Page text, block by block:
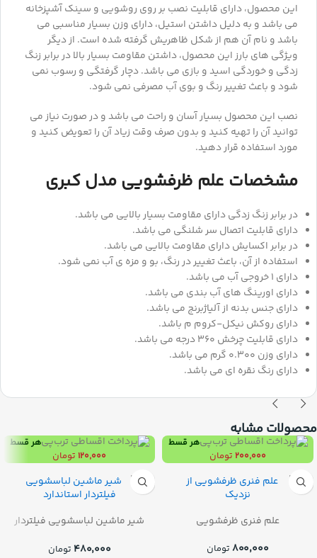
این محصول، دارای قابلیت نصب بر روی روشویی و سینک آشپزخانه
می باشد و به دلیل داشتن استیل، دارای وزن بسیار مناسبی می
باشد و نام آن هم از شکل ظاهریش گرفته شده است. از دیگر
ویژگی های بارز این محصول، داشتن مقاومت بسیار بالا در برابر زنگ
زدگی و خوردگی اسید و بازی می باشد. دچار گرفتگی و رسوب نمی
شود و باعث تغییر رنگ و بوی آب مصرفی نمی شود.
نصب این محصول بسیار آسان و راحت می باشد و در صورت نیاز می
توانید آن را تهیه کنید و بدون صرف وقت زیاد آن را تعویض کنید و
مورد استفاده قرار دهید.
مشخصات علم ظرفشویی مدل کبری
در برابر زنگ زدگی دارای مقاومت بسیار بالایی می باشد.
دارای قابلیت اتصال سر شلنگی می باشد.
در برابر اکسایش دارای مقاومت بالایی می باشد.
استفاده از آن، باعث تغییر در رنگ، بو و مزه ی آب نمی شود.
دارای ۱ خروجی آب می باشد.
دارای اورینگ های آب بندی می باشد.
دارای جنس بدنه از آلیاژبرنج می باشد.
دارای روکش نیکل-کروم م باشد.
دارای قابلیت چرخش 360 درجه می باشد.
دارای وزن 0.300 گرم می باشد.
دارای رنگ نقره ای می باشد.
محصولات مشابه
هر قسط
۲۰۰,۰۰۰ تومان
علم فنری ظرفشویی
۸۰۰,۰۰۰ تومان
هر قسط
۱۲۰,۰۰۰ تومان
شیر ماشین لباسشویی فیلتردار
۴۸۰,۰۰۰ تومان